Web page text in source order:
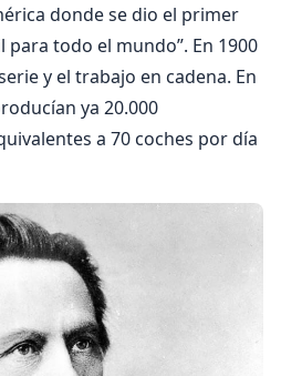
donde se dio el primer
para todo el mundo”. En 1900
y el trabajo en cadena. En
ya 20.000
a 70 coches por día